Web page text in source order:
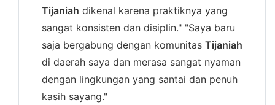
Tijaniah dikenal karena praktiknya yang
sangat konsisten dan disiplin." "Saya baru
saja bergabung dengan komunitas Tijaniah
di daerah saya dan merasa sangat nyaman
dengan lingkungan yang santai dan penuh
kasih sayang."